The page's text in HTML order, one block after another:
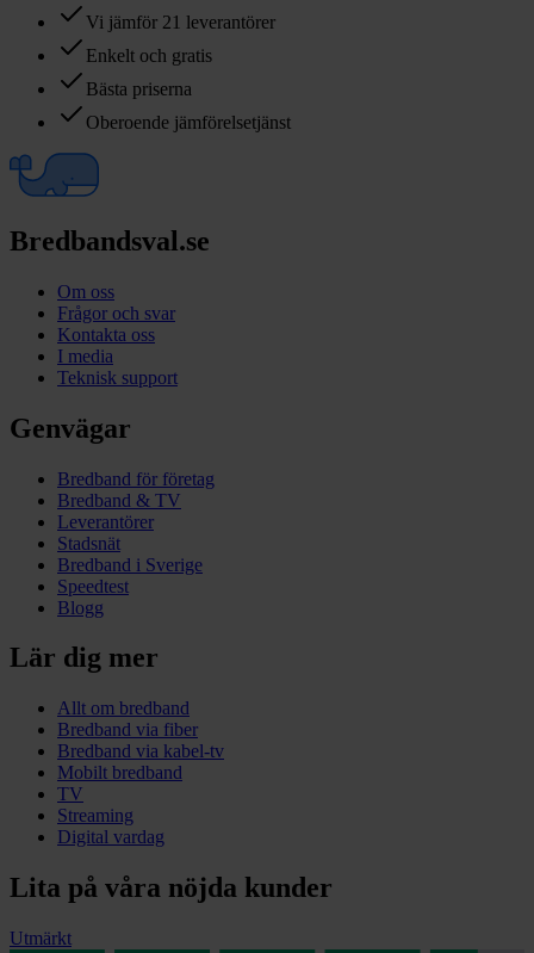
Vi jämför 21 leverantörer
Enkelt och gratis
Bästa priserna
Oberoende jämförelsetjänst
Bredbandsval.se
Om oss
Frågor och svar
Kontakta oss
I media
Teknisk support
Genvägar
Bredband för företag
Bredband & TV
Leverantörer
Stadsnät
Bredband i Sverige
Speedtest
Blogg
Lär dig mer
Allt om bredband
Bredband via fiber
Bredband via kabel-tv
Mobilt bredband
TV
Streaming
Digital vardag
Lita på våra nöjda kunder
Utmärkt